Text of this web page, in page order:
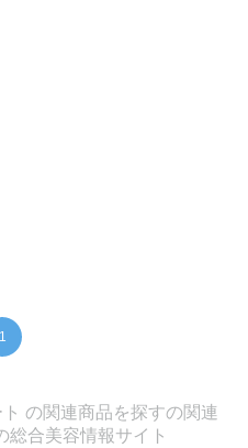
1
の関連商品を探すの関連
総合美容情報サイト